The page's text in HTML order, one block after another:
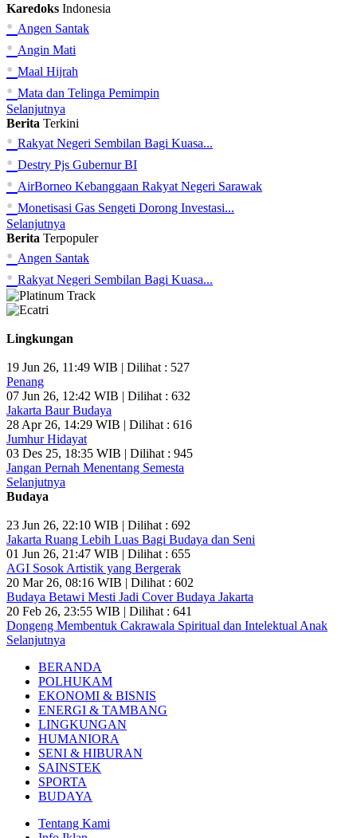
Karedoks Indonesia
• Angen Santak
• Angin Mati
• Maal Hijrah
• Mata dan Telinga Pemimpin
Selanjutnya
Berita Terkini
• Rakyat Negeri Sembilan Bagi Kuasa...
• Destry Pjs Gubernur BI
• AirBorneo Kebanggaan Rakyat Negeri Sarawak
• Monetisasi Gas Sengeti Dorong Investasi...
Selanjutnya
Berita Terpopuler
• Angen Santak
• Rakyat Negeri Sembilan Bagi Kuasa...
Lingkungan
19 Jun 26, 11:49 WIB | Dilihat : 527
Penang
07 Jun 26, 12:42 WIB | Dilihat : 632
Jakarta Baur Budaya
28 Apr 26, 14:29 WIB | Dilihat : 616
Jumhur Hidayat
03 Des 25, 18:35 WIB | Dilihat : 945
Jangan Pernah Menentang Semesta
Selanjutnya
Budaya
23 Jun 26, 22:10 WIB | Dilihat : 692
Jakarta Ruang Lebih Luas Bagi Budaya dan Seni
01 Jun 26, 21:47 WIB | Dilihat : 655
AGI Sosok Artistik yang Bergerak
20 Mar 26, 08:16 WIB | Dilihat : 602
Budaya Betawi Mesti Jadi Cover Budaya Jakarta
20 Feb 26, 23:55 WIB | Dilihat : 641
Dongeng Membentuk Cakrawala Spiritual dan Intelektual Anak
Selanjutnya
BERANDA
POLHUKAM
EKONOMI & BISNIS
ENERGI & TAMBANG
LINGKUNGAN
HUMANIORA
SENI & HIBURAN
SAINSTEK
SPORTA
BUDAYA
Tentang Kami